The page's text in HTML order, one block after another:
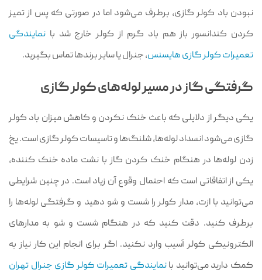
نبودن باد کولر گازی، برطرف می‌شود اما در صورتی که پس از تمیز
کردن کندانسور باز هم باد گرم از کولر خارج شد با نمایندگی
تعمیرات کولر گازی هایسنس، جنرال یا سایر برندها تماس بگیرید.
گرفتگی گاز در مسیر لوله‌های کولر گازی
یکی دیگر از دلایلی که باعث خنک نکردن و کاهش میزان باد کولر
گازی می‌شود انسداد لوله‌ها، شلنگ‌ها و تاسیسات کولر گازی است. یخ
زدن لوله‌ها در هنگام خنک کردن گاز با نشت ماده خنک کننده،
یکی از اتفاقاتی است که احتمال وقوع آن زیاد است. در چنین شرایطی
می‌توانید با ازت، مدار کولر را شست و شو دهید و گرفتگی لوله‌ها را
برطرف کنید. دقت کنید که در هنگام شست و شو به مدارهای
الکترونیکی کولر آسیب وارد نکنید. اگر برای انجام این کار نیاز به
کمک دارید می‌توانید بانمایندگی تعمیرات کولر گازی جنرال تهران